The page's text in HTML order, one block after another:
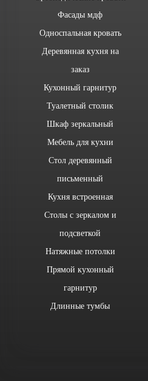
Фасады мдф
Односпальная кровать
Деревянная кухня на
заказ
Кухонный гарнитур
Туалетный столик
Шкаф зеркальный
Мебель для кухни
Стол деревянный
письменный
Кухня встроенная
Столы с зеркалом и
подсветкой
Натяжные потолки
Прямой кухонный
гарнитур
Длинные тумбы